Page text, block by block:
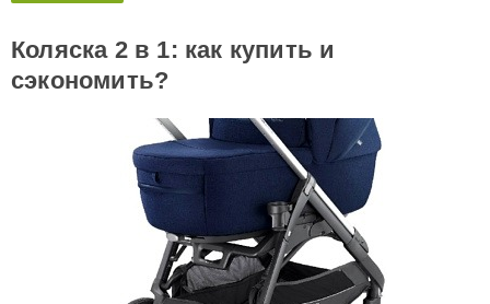
Коляска 2 в 1: как купить и
сэкономить?